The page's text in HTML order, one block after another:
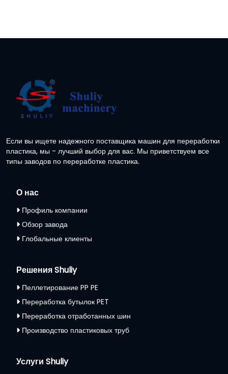
Если вы ищете надежного поставщика машин для переработки
пластика, мы - лучший выбор для вас. Мы приветствуем все
типы заводов по переработке пластика.
О нас
Профиль компании
Обзор завода
Глобальные клиенты
Решения Shuliy
Пеллетирование PP PE
Переработка бутылок PET
Переработка отработанных шин
Производство пластиковых труб
Услуги Shuliy